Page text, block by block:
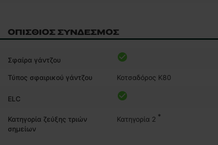
ΟΠΊΣΘΙΟΣ ΣΎΝΔΕΣΜΟΣ
Σφαίρα γάντζου
Τύπος σφαιρικού γάντζου Κοτσαδόρος Κ80
ELC
Κατηγορία ζεύξης τριών
σημείων
Κατηγορία 2 *